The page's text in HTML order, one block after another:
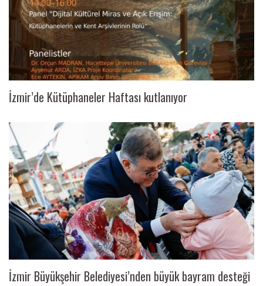
İzmir’de Kütüphaneler Haftası kutlanıyor
İzmir Büyükşehir Belediyesi’nden büyük bayram desteği